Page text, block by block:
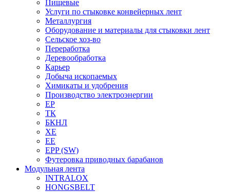
Пищевые
Услуги по стыковке конвейерных лент
Металлургия
Оборудование и материалы для стыковки лент
Сельское хоз-во
Переработка
Деревообработка
Карьер
Добыча ископаемых
Химикаты и удобрения
Производство электроэнергии
EP
ТК
БКНЛ
XE
EE
EPP (SW)
Футеровка приводных барабанов
Модульная лента
INTRALOX
HONGSBELT